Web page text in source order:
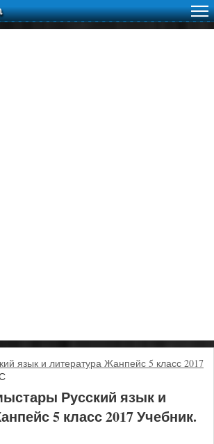
язык и литература Жанпейс 5 класс 2017
Русский язык и
5 класс 2017 Учебник.